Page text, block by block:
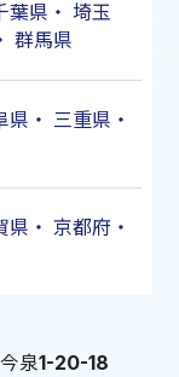
葉県 ・ 埼玉
群馬県
県 ・ 三重県 ・
県 ・ 京都府 ・
泉1-20-18